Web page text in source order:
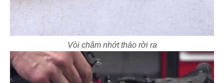
Vòi châm nhớt tháo rời ra